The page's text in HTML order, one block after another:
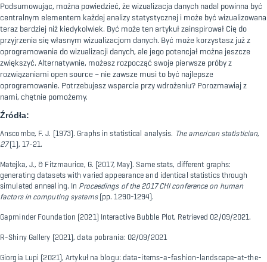
Podsumowując, można powiedzieć, że wizualizacja danych nadal powinna być
centralnym elementem każdej analizy statystycznej i może być wizualizowana
teraz bardziej niż kiedykolwiek. Być może ten artykuł zainspirował Cię do
przyjrzenia się własnym wizualizacjom danych. Być może korzystasz już z
oprogramowania do wizualizacji danych, ale jego potencjał można jeszcze
zwiększyć. Alternatywnie, możesz rozpocząć swoje pierwsze próby z
rozwiązaniami open source – nie zawsze musi to być najlepsze
oprogramowanie. Potrzebujesz wsparcia przy wdrożeniu? Porozmawiaj z
nami, chętnie pomożemy.
Źródła:
Anscombe, F. J. (1973). Graphs in statistical analysis. The american statistician,
27(1), 17-21.
Matejka, J., & Fitzmaurice, G. (2017, May). Same stats, different graphs:
generating datasets with varied appearance and identical statistics through
simulated annealing. In Proceedings of the 2017 CHI conference on human
factors in computing systems(pp. 1290-1294).
Gapminder Foundation (2021) Interactive Bubble Plot, Retrieved 02/09/2021.
R-Shiny Gallery (2021), data pobrania: 02/09/2021
Giorgia Lupi (2021), Artykuł na blogu: data-items-a-fashion-landscape-at-the-